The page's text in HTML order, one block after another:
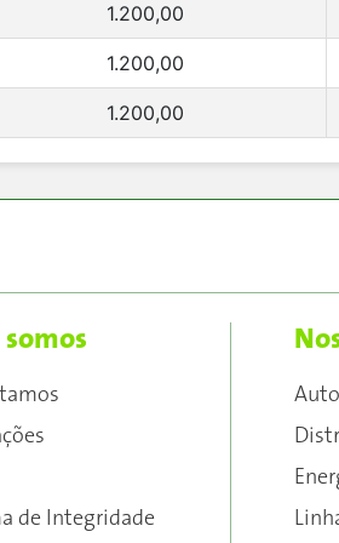
1.200,00
1.200,00
1.200,00
de Integridade